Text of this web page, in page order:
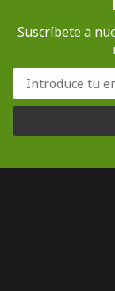
Suscríbete a